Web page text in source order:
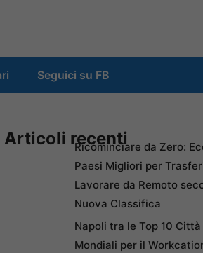
Seguici su FB
Articoli recentiRicominciare da Zero:
Paesi Migliori per
Lavorare da Remoto
Nuova Classifica
Napoli tra le Top 10 Città
Mondiali per il